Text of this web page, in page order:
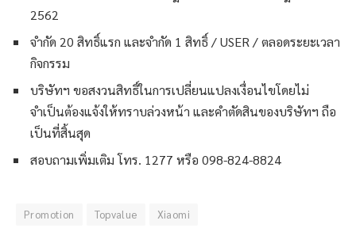
2562
จำกัด 20 สิทธิ์แรก และจำกัด 1 สิทธิ์ / USER / ตลอดระยะเวลา
กิจกรรม
บริษัทฯ ขอสงวนสิทธิ์ในการเปลี่ยนแปลงเงื่อนไขโดยไม่
จำเป็นต้องแจ้งให้ทราบล่วงหน้า และคำตัดสินของบริษัทฯ ถือ
เป็นที่สิ้นสุด
สอบถามเพิ่มเติม โทร. 1277 หรือ 098-824-8824
Promotion Topvalue Xiaomi